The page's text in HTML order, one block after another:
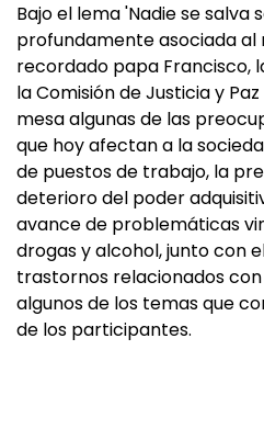
Bajo el lema 'Nadie se salva
profundamente asociada al
recordado papa Francisco,
la Comisión de Justicia y
mesa algunas de las
que hoy afectan a la
de puestos de trabajo, la
deterioro del poder
avance de problemáticas
drogas y alcohol, junto con
trastornos relacionados
algunos de los temas que
de los participantes.